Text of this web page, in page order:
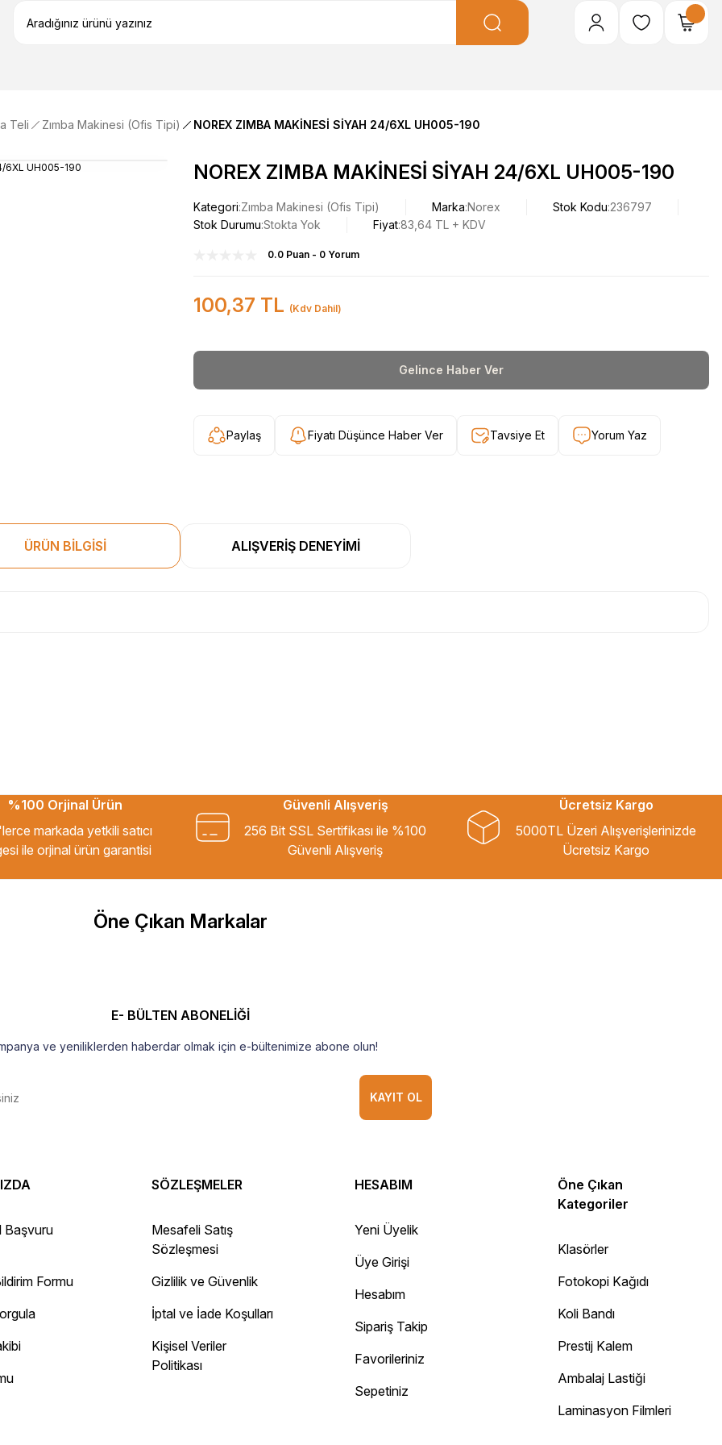
Teli Zımba Makinesi (Ofis Tipi) NOREX ZIMBA MAKİNESİ SİYAH 24/6XL UH005-190
NOREX ZIMBA MAKİNESİ SİYAH 24/6XL UH005-190
Kategori Zımba Makinesi (Ofis Tipi) Marka Norex Stok Kodu 236797
Stok Durumu Stokta Yok Fiyat 83,64 TL + KDV
0.0 Puan - 0 Yorum
100,37 TL (Kdv Dahil)
Gelince Haber Ver
Paylaş Fiyatı Düşünce Haber Ver Tavsiye Et Yorum Yaz
ÜRÜN BİLGİSİ ALIŞVERİŞ DENEYİMİ
ederim.
ederim.
site
%100 Orjinal Ürün
markada yetkili satıcı
ile orjinal ürün garantisi
Güvenli Alışveriş
256 Bit SSL Sertifikası ile %100
Güvenli Alışveriş
Ücretsiz Kargo
5000TL Üzeri Alışverişlerinizde
Ücretsiz Kargo
Öne Çıkan Markalar
E- BÜLTEN ABONELİĞİ
ve yeniliklerden haberdar olmak için e-bültenimize abone olun!
KAYIT OL
Başvuru
Formu
SÖZLEŞMELER
Mesafeli Satış
Sözleşmesi
Gizlilik ve Güvenlik
İptal ve İade Koşulları
Kişisel Veriler
Politikası
HESABIM
Yeni Üyelik
Üye Girişi
Hesabım
Sipariş Takip
Favorileriniz
Sepetiniz
Öne Çıkan
Kategoriler
Klasörler
Fotokopi Kağıdı
Koli Bandı
Prestij Kalem
Ambalaj Lastiği
Laminasyon Filmleri